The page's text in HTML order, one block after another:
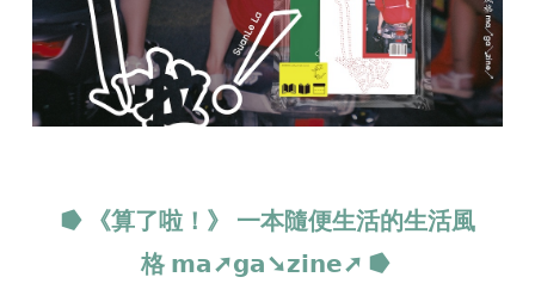
⭓ 《算了啦！》 一本隨便生活的生活風
格 𝗺𝗮➚𝗴𝗮➘𝘇𝗶𝗻𝗲➚ ⭓